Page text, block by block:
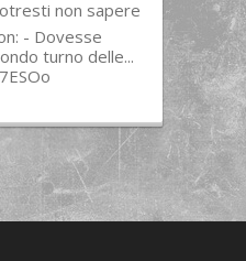
non sapere
- Dovesse
turno delle...